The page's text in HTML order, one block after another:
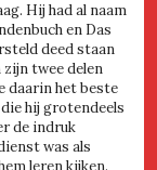
Hij had al naam
en Das
deed staan
twee delen
daarin het beste
hij grotendeels
de indruk
was als